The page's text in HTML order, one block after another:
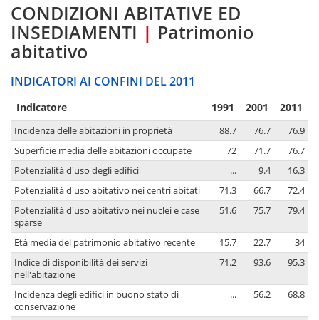
CONDIZIONI ABITATIVE ED
INSEDIAMENTI | Patrimonio
abitativo
INDICATORI AI CONFINI DEL 2011
Indicatore 1991 2001 2011
Incidenza delle abitazioni in proprietà 88.7 76.7
76.9
Superficie media delle abitazioni occupate
72 71.7
76.7
Potenzialità d'uso degli edifici
... 9.4
16.3
Potenzialità d'uso abitativo nei centri abitati
71.3 66.7
72.4
Potenzialità d'uso abitativo nei nuclei e case
sparse
51.6 75.7 79.4
Età media del patrimonio abitativo recente 15.7 22.7
34
Indice di disponibilità dei servizi
nell'abitazione
71.2 93.6 95.3
Incidenza degli edifici in buono stato di
conservazione
... 56.2 68.8